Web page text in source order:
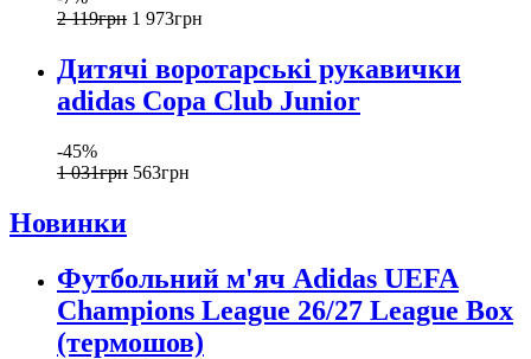
2 119грн 1 973грн
Дитячі воротарські рукавички
adidas Copa Club Junior
-45%
1 031грн 563грн
Новинки
Футбольний м'яч Adidas UEFA
Champions League 26/27 League Box
(термошов)